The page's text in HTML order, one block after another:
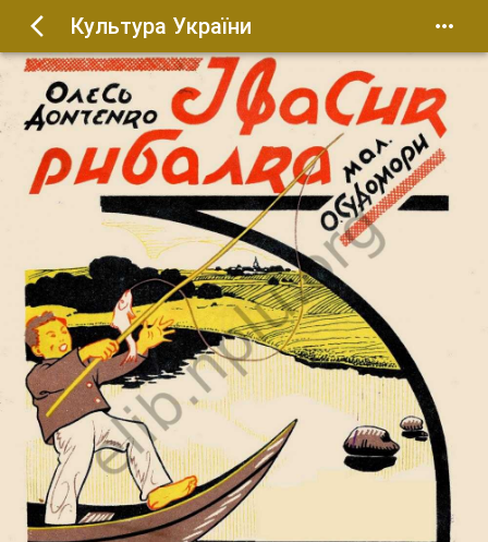
Культура України